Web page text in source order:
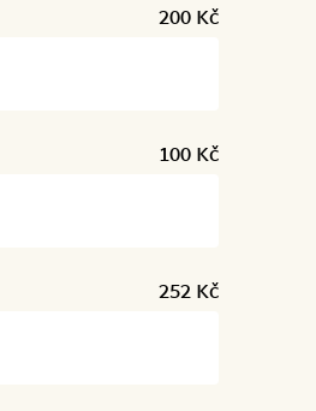
200 Kč
100 Kč
252 Kč